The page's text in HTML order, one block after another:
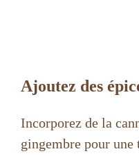
Ajoutez des
Incorporez de la
gingembre pour une